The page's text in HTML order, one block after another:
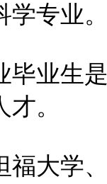
专业
业生是
。
大学、